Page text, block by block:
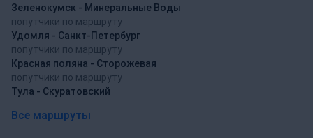
Зеленокумск - Минеральные Воды
попутчики по маршруту
Удомля - Санкт-Петербург
попутчики по маршруту
Красная поляна - Сторожевая
попутчики по маршруту
Тула - Скуратовский
Все маршруты